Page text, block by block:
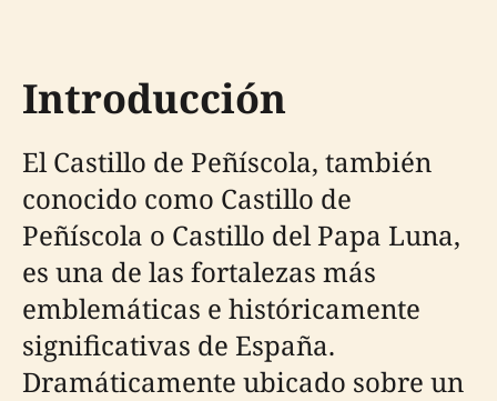
Introducción
El Castillo de Peñíscola, también
conocido como Castillo de
Peñíscola o Castillo del Papa Luna,
es una de las fortalezas más
emblemáticas e históricamente
significativas de España.
Dramáticamente ubicado sobre un